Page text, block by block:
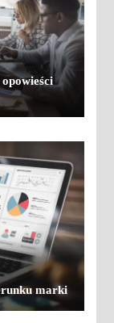
marki